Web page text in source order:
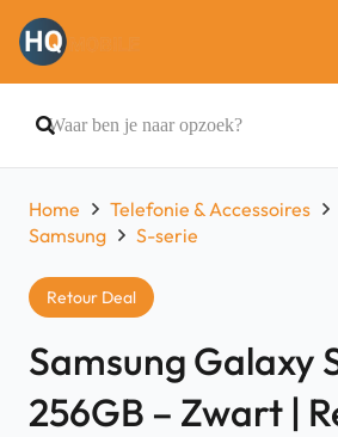
Home Telefonie & Accessoires
Samsung
S-serie
Retour Deal
Samsung Galaxy
256GB – Zwart |